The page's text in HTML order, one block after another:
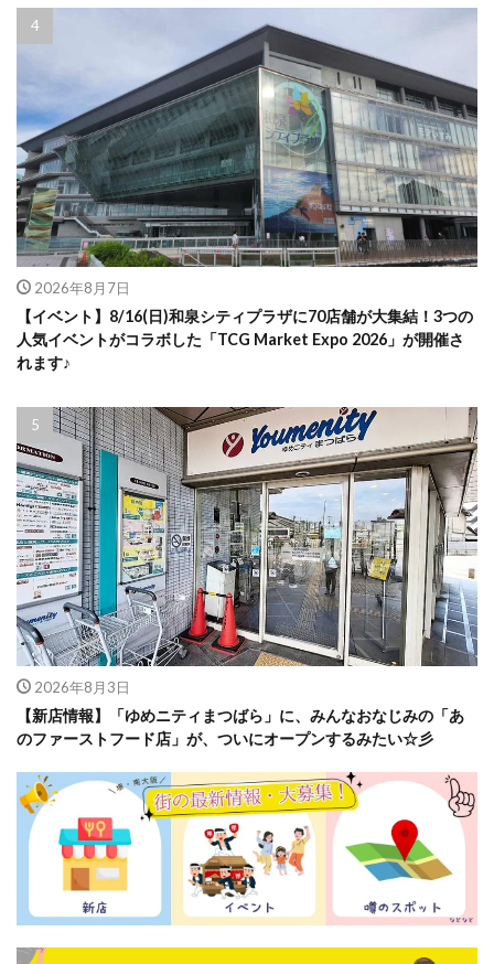
2026年8月7日
【イベント】8/16(日)和泉シティプラザに70店舗が大集結！3つの
人気イベントがコラボした「TCG Market Expo 2026」が開催さ
れます♪
2026年8月3日
【新店情報】「ゆめニティまつばら」に、みんなおなじみの「あ
のファーストフード店」が、ついにオープンするみたい☆彡